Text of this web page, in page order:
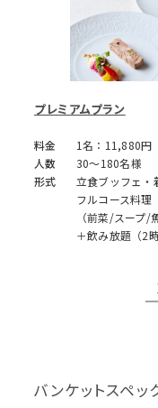
プレミアムプラン
料金
1名：11,880円
人数
30～180名様
形式
立食ブッフェ・
フルコース料理
（前菜/スープ/
＋飲み放題（2時
バンケットスペッ